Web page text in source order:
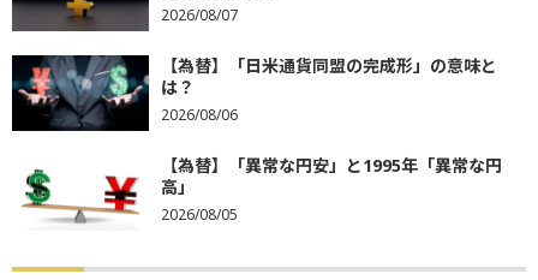
2026/08/07
【為替】「日米通貨同盟の完成形」の意味と
は？
2026/08/06
【為替】「異常な円安」と1995年「異常な円
高」
2026/08/05